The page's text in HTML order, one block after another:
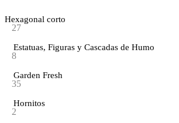
Hexagonal corto
27
Estatuas, Figuras y Cascadas de Humo
8
Garden Fresh
35
Hornitos
2